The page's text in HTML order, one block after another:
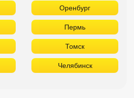
Оренбург
Пермь
Томск
Челябинск